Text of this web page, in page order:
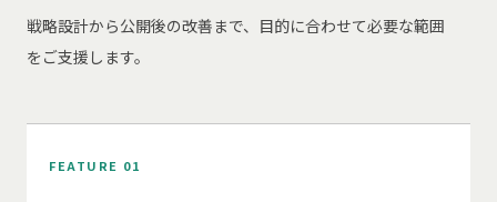
戦略設計から公開後の改善まで、目的に合わせて必要な範囲
をご支援します。
FEATURE 01